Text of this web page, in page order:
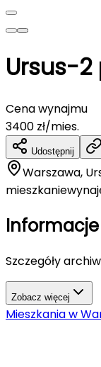
Ursus-
Cena wynajmu
3400 zł/mies.
Udostępnij
Warszawa,
mieszkanie
Informacje
Szczegóły
Zobacz więcej
Mieszkaniaw